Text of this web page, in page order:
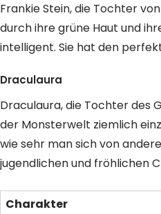
Frankie Stein, die Tochter
durch ihre grüne Haut und
intelligent. Sie hat den
Draculaura
Draculaura, die Tochter des
der Monsterwelt ziemlich
wie sehr man sich von
jugendlichen und fröhlichen
Charakter